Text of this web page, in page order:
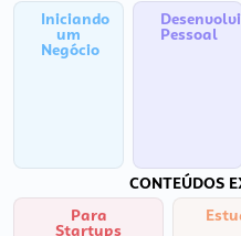
Iniciando
um
Negócio
Pessoal
CONTEÚDOS
Para
Startups